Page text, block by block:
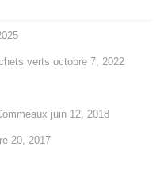
verts octobre 7, 2022
juin 12, 2018
20, 2017